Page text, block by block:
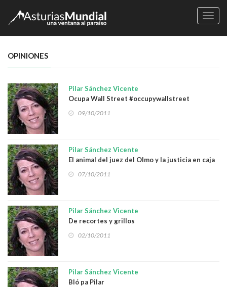
OPINIONES
Pilar Sánchez Vicente
Ocupa Wall Street #occupywallstreet
09/10/2011
Pilar Sánchez Vicente
El animal del juez del Olmo y la justicia en caja
de pino
07/10/2011
Pilar Sánchez Vicente
De recortes y grillos
02/10/2011
Pilar Sánchez Vicente
Bló pa Pilar